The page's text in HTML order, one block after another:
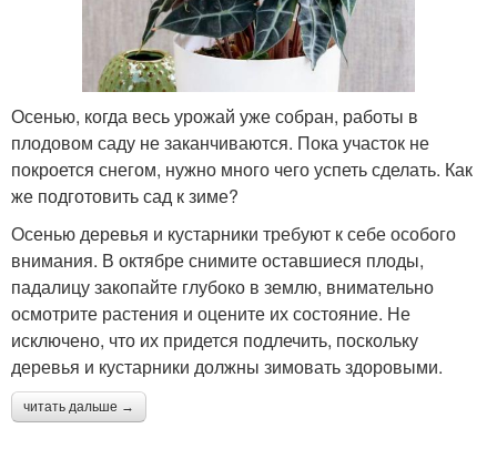
Осенью, когда весь урожай уже собран, работы в
плодовом саду не заканчиваются. Пока участок не
покроется снегом, нужно много чего успеть сделать. Как
же подготовить сад к зиме?
Осенью деревья и кустарники требуют к себе особого
внимания. В октябре снимите оставшиеся плоды,
падалицу закопайте глубоко в землю, внимательно
осмотрите растения и оцените их состояние. Не
исключено, что их придется подлечить, поскольку
деревья и кустарники должны зимовать здоровыми.
читать дальше →